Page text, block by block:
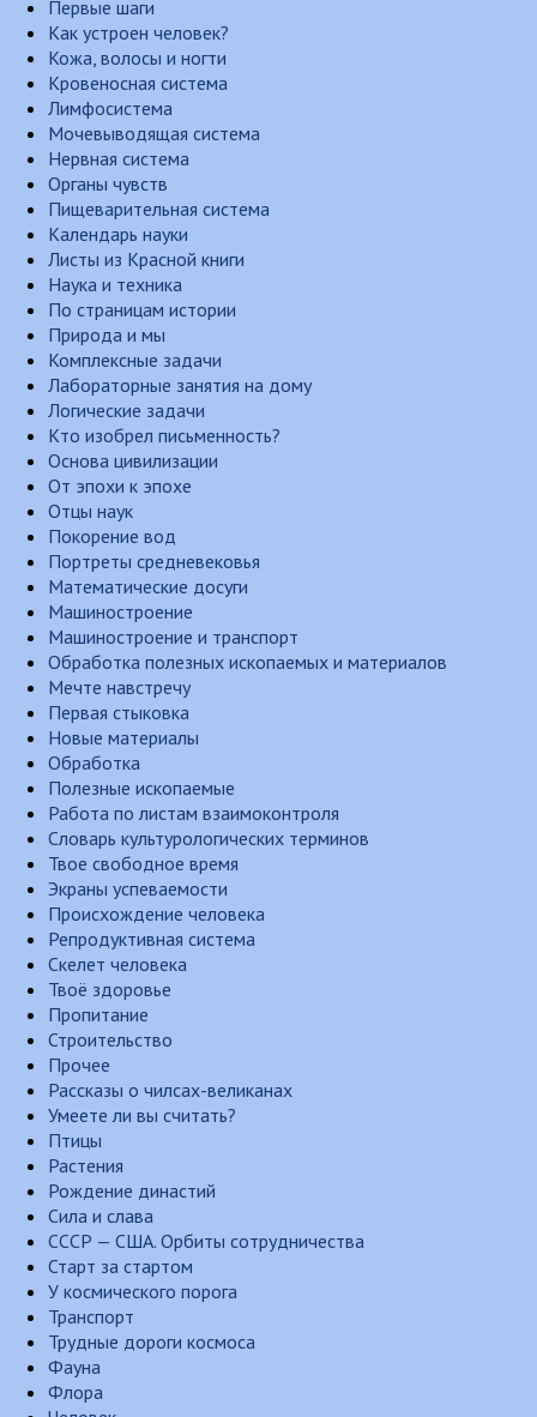
Первые шаги
Как устроен человек?
Кожа, волосы и ногти
Кровеносная система
Лимфосистема
Мочевыводящая система
Нервная система
Органы чувств
Пищеварительная система
Календарь науки
Листы из Красной книги
Наука и техника
По страницам истории
Природа и мы
Комплексные задачи
Лабораторные занятия на дому
Логические задачи
Кто изобрел письменность?
Основа цивилизации
От эпохи к эпохе
Отцы наук
Покорение вод
Портреты средневековья
Математические досуги
Машиностроение
Машиностроение и транспорт
Обработка полезных ископаемых и материалов
Мечте навстречу
Первая стыковка
Новые материалы
Обработка
Полезные ископаемые
Работа по листам взаимоконтроля
Словарь культурологических терминов
Твое свободное время
Экраны успеваемости
Происхождение человека
Репродуктивная система
Скелет человека
Твоё здоровье
Пропитание
Строительство
Прочее
Рассказы о чилсах-великанах
Умеете ли вы считать?
Птицы
Растения
Рождение династий
Сила и слава
СССР — США. Орбиты сотрудничества
Старт за стартом
У космического порога
Транспорт
Трудные дороги космоса
Фауна
Флора